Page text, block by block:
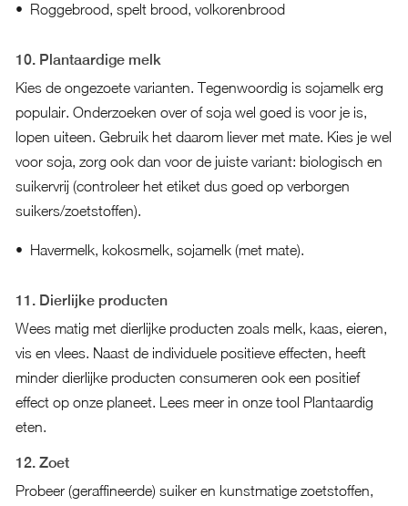
Roggebrood, spelt brood, volkorenbrood
10. Plantaardige melk
Kies de ongezoete varianten. Tegenwoordig is sojamelk erg
populair. Onderzoeken over of soja wel goed is voor je is,
lopen uiteen. Gebruik het daarom liever met mate. Kies je wel
voor soja, zorg ook dan voor de juiste variant: biologisch en
suikervrij (controleer het etiket dus goed op verborgen
suikers/zoetstoffen).
Havermelk, kokosmelk, sojamelk (met mate).
11. Dierlijke producten
Wees matig met dierlijke producten zoals melk, kaas, eieren,
vis en vlees. Naast de individuele positieve effecten, heeft
minder dierlijke producten consumeren ook een positief
effect op onze planeet. Lees meer in onze tool Plantaardig
eten.
12. Zoet
Probeer (geraffineerde) suiker en kunstmatige zoetstoffen,